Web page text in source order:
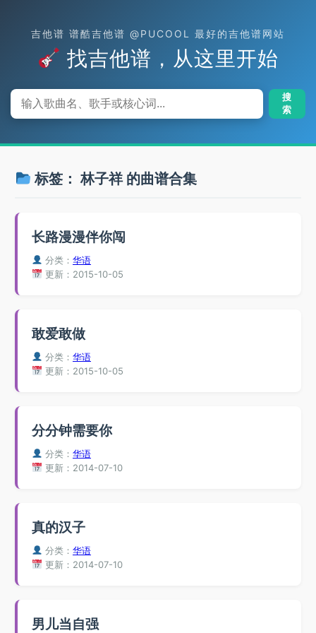
吉他谱 谱酷吉他谱 @PUCOOL 最好的吉他谱网站
找吉他谱，从这里开始
搜
索
标签：林子祥的曲谱合集
长路漫漫伴你闯
分类：华语
更新：2015-10-05
敢爱敢做
分类：华语
更新：2015-10-05
分分钟需要你
分类：华语
更新：2014-07-10
真的汉子
分类：华语
更新：2014-07-10
男儿当自强